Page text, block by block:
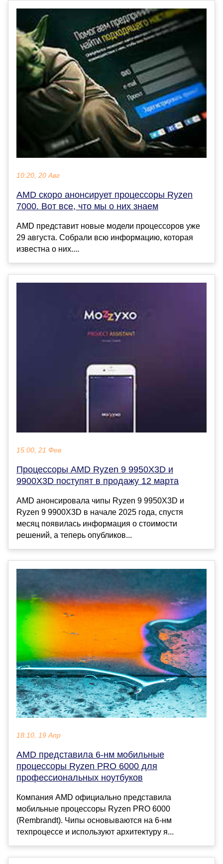
10:20, 20 Авг
AMD скоро анонсирует процессоры Ryzen
7000. Вот все, что мы о них знаем
AMD представит новые модели процессоров уже
29 августа. Собрали всю информацию, которая
известна о них....
15:00, 21 Фев
Процессоры AMD Ryzen 9 9950X3D и
9900X3D поступят в продажу 12 марта
AMD анонсировала чипы Ryzen 9 9950X3D и
Ryzen 9 9900X3D в начале 2025 года, спустя
месяц появилась информация о стоимости
решений, а теперь опубликов...
18:10, 19 Апр
AMD представила 6-нм мобильные
процессоры Ryzen PRO 6000 для
профессиональных ноутбуков
Компания AMD официально представила
мобильные процессоры Ryzen PRO 6000
(Rembrandt). Чипы основываются на 6-нм
техпроцессе и используют архитектуру я...